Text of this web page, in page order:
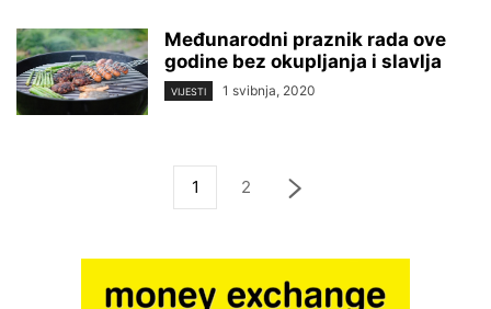
Međunarodni praznik rada ove
godine bez okupljanja i slavlja
VIJESTI 1 svibnja, 2020
1 2